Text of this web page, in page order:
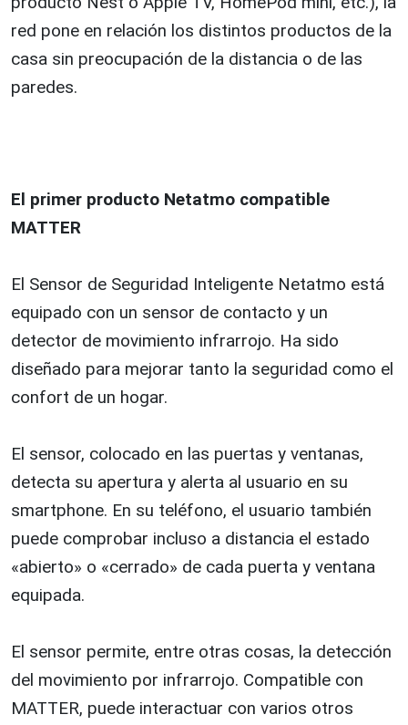
red pone en relación los distintos productos de la
casa sin preocupación de la distancia o de las
paredes.
El primer producto Netatmo compatible
MATTER
El Sensor de Seguridad Inteligente Netatmo está
equipado con un sensor de contacto y un
detector de movimiento infrarrojo. Ha sido
diseñado para mejorar tanto la seguridad como el
confort de un hogar.
El sensor, colocado en las puertas y ventanas,
detecta su apertura y alerta al usuario en su
smartphone. En su teléfono, el usuario también
puede comprobar incluso a distancia el estado
«abierto» o «cerrado» de cada puerta y ventana
equipada.
El sensor permite, entre otras cosas, la detección
del movimiento por infrarrojo. Compatible con
MATTER, puede interactuar con varios otros